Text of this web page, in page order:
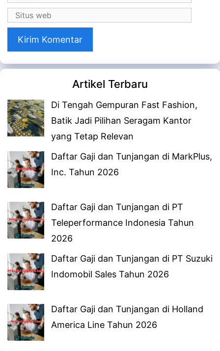
Situs
web
Artikel Terbaru
Di Tengah Gempuran Fast Fashion,
Batik Jadi Pilihan Seragam Kantor
yang Tetap Relevan
Daftar Gaji dan Tunjangan di MarkPlus,
Inc. Tahun 2026
Daftar Gaji dan Tunjangan di PT
Teleperformance Indonesia Tahun
2026
Daftar Gaji dan Tunjangan di PT Suzuki
Indomobil Sales Tahun 2026
Daftar Gaji dan Tunjangan di Holland
America Line Tahun 2026